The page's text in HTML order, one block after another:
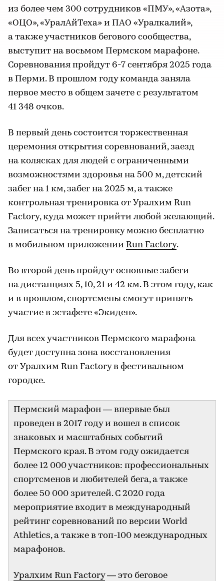
из более чем 300 сотрудников «ПМУ», «Азота»,
«ОЦО», «УралАйТеха» и ПАО «Уралкалий»,
а также участников бегового сообщества,
выступит на восьмом Пермском марафоне.
Соревнования пройдут 6-7 сентября 2025 года
в Перми. В прошлом году команда заняла
первое место в общем зачете с результатом
41 348 очков.
В первый день состоится торжественная
церемония открытия соревнований, заезд
на колясках для людей с ограниченными
возможностями здоровья на 500 м, детский
забег на 1 км, забег на 2025 м, а также
контрольная тренировка от Уралхим Run
Factory, куда может прийти любой желающий.
Записаться на тренировку можно бесплатно
в мобильном приложении Run Factory.
Во второй день пройдут основные забеги
на дистанциях 5, 10, 21 и 42 км. В этом году, как
и в прошлом, спортсмены смогут принять
участие в эстафете «Экиден».
Для всех участников Пермского марафона
будет доступна зона восстановления
от Уралхим Run Factory в фестивальном
городке.
Пермский марафон — впервые был
проведен в 2017 году и вошел в список
знаковых и масштабных событий
Пермского края. В этом году ожидается
более 12 000 участников: профессиональных
спортсменов и любителей бега, а также
более 50 000 зрителей. С 2020 года
мероприятие входит в международный
рейтинг соревнований по версии World
Athletics, а также в топ-100 международных
марафонов.
Уралхим Run Factory— это беговое